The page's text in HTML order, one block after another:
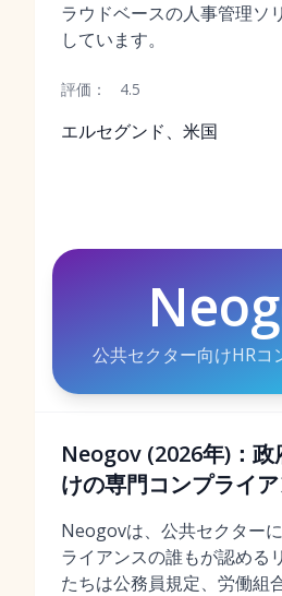
ラウドベースの人事管理ソ
しています。
評価： 4.5
エルセグンド、米国
公共セクター向けHRコ
Neogov (2026年)：政
けの専門コンプライ
Neogovは、公共セクター
ライアンスの誰もが認める
たちは公務員規定、労働組